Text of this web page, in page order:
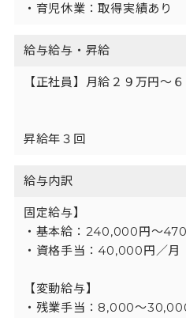
・育児休業：取得実績あり
給与給与・昇給
【正社員】月給２９万円〜
昇給年３回
給与内訳
固定給与】
・基本給：240,000円〜
・資格手当：40,000円／月
【変動給与】
・残業手当：8,000〜